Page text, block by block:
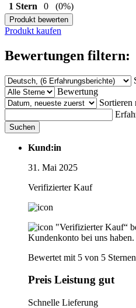
1 Stern
0 (0%)
Produkt bewerten
Produkt kaufen
Bewertungen filtern:
Bewertung
Sortieren
Suchen
Kund:in
31. Mai 2025
Verifizierter Kauf
"Verifizierter Kauf“
Kundenkonto bei uns haben.
Bewertet mit 5 von 5
Preis Leistung gut
Schnelle Lieferung